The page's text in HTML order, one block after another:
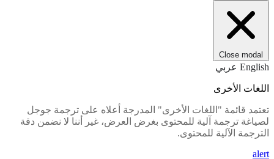
Close modal
English عربي
اللغات الأخرى
تعتمد قائمة "اللغات الأخرى" المدرجة أعلاه على ترجمة جوجل
لصياغة ترجمة آلية للمحتوى بغرض العرض، غير أننا لا نضمن دقة
الترجمة الآلية للمحتوى.
alert